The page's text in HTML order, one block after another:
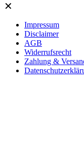
✕
Impressum
Disclaimer
AGB
Widerrufsrecht
Zahlung &